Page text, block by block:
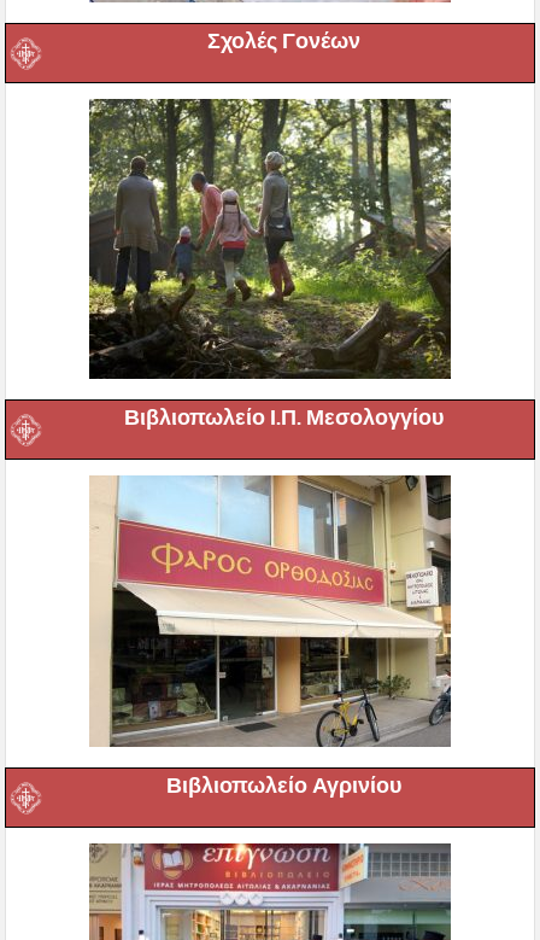
Σχολές Γονέων
Βιβλιοπωλείο Ι.Π. Μεσολογγίου
Βιβλιοπωλείο Αγρινίου